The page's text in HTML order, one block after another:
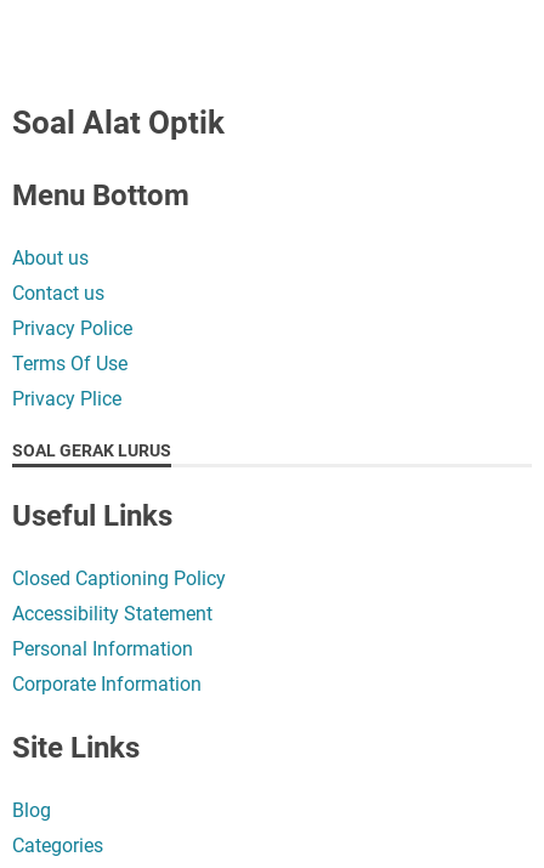
Soal Alat Optik
Menu Bottom
About us
Contact us
Privacy Police
Terms Of Use
Privacy Plice
SOAL GERAK LURUS
Useful Links
Closed Captioning Policy
Accessibility Statement
Personal Information
Corporate Information
Site Links
Blog
Categories